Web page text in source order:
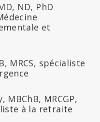
ND, PhD
et
MRCS, spécialiste
MRCGP,
à la retraite